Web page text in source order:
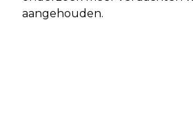
aangehouden.